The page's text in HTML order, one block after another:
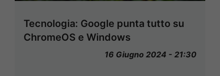
Tecnologia: Google punta tutto su
ChromeOS e Windows
16 Giugno 2024 - 21:30